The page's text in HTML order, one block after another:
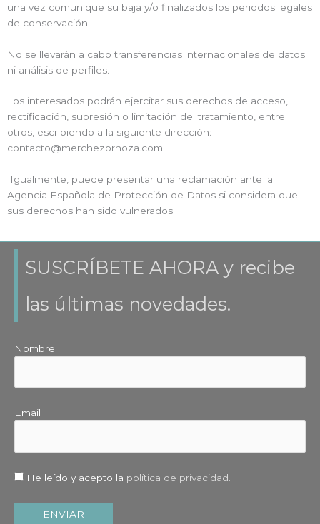
una vez comunique su baja y/o finalizados los periodos legales
de conservación.
No se llevarán a cabo transferencias internacionales de datos
ni análisis de perfiles.
Los interesados podrán ejercitar sus derechos de acceso,
rectificación, supresión o limitación del tratamiento, entre
otros, escribiendo a la siguiente dirección:
contacto@merchezornoza.com.
Igualmente, puede presentar una reclamación ante la
Agencia Española de Protección de Datos si considera que
sus derechos han sido vulnerados.
SUSCRÍBETE AHORA y recibe
las últimas novedades.
Nombre
Email
He leído y acepto la política de privacidad.